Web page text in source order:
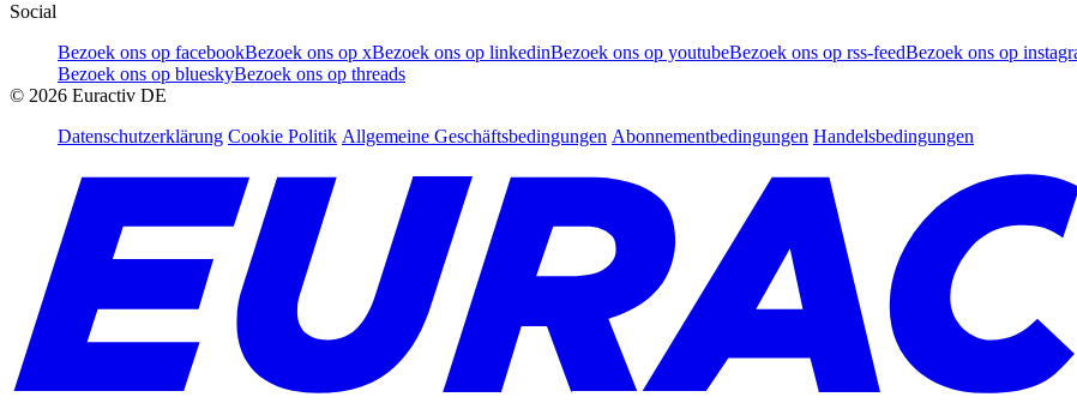
Social
Bezoek ons op facebookBezoek ons op xBezoek ons op linkedinBezoek ons op youtubeBezoek ons op rss-feedBezoek ons op
Bezoek ons op blueskyBezoek ons op threads
© 2026 Euractiv DE
Datenschutzerklärung Cookie Politik Allgemeine Geschäftsbedingungen Abonnementbedingungen Handelsbedingungen